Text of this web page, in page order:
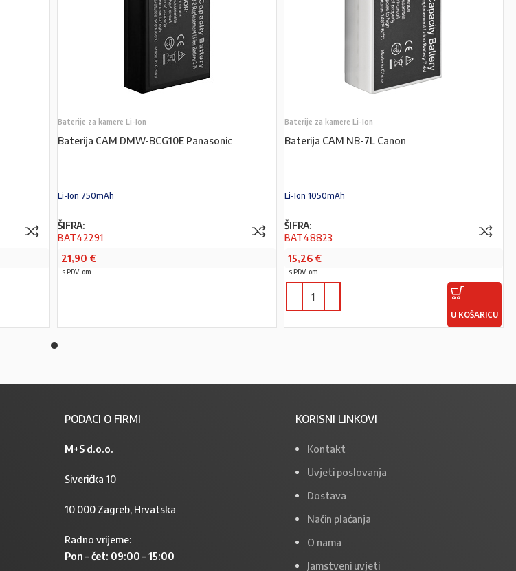
Baterije za kamere Li-Ion
Baterija CAM DMW-BCG10E Panasonic
Li-Ion 750mAh
ŠIFRA:
BAT42291
21,90 €
s PDV-om
Baterije za kamere Li-Ion
Baterija CAM NB-7L Canon
Li-Ion 1050mAh
ŠIFRA:
BAT48823
15,26 €
s PDV-om
U KOŠARICU
PODACI O FIRMI
M+S d.o.o.
Siverićka 10
10 000 Zagreb, Hrvatska
Radno vrijeme:
Pon – čet: 09:00 – 15:00
KORISNI LINKOVI
Kontakt
Uvjeti poslovanja
Dostava
Način plaćanja
O nama
Jamstveni uvjeti